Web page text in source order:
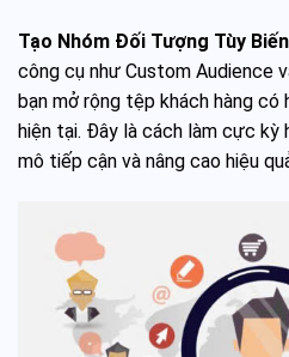
Tạo Nhóm Đối Tượng Tùy
công cụ như Custom Audience
bạn mở rộng tệp khách hàng
hiện tại. Đây là cách làm cực kỳ
mô tiếp cận và nâng cao hiệu